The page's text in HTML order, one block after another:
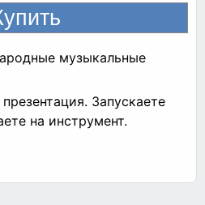
музыкальные
Запускаете
на инструмент.